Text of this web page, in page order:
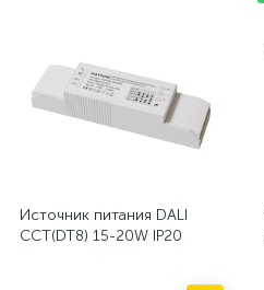
Источник питания DALI
CCT(DT8) 15-20W IP20